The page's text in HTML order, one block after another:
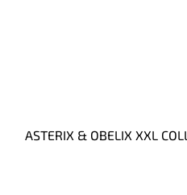
ASTERIX & OBELIX XXL